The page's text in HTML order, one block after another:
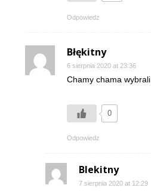
Odpowiedz
Błękitny
6 sierpnia 2020 at 23:36
Chamy chama wybrali
0
Odpowiedz
Blekitny
7 sierpnia 2020 at 12:29